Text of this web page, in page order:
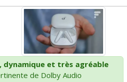
dynamique et très agréable
de Dolby Audio